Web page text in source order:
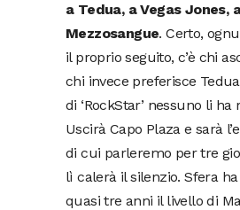
a Tedua, a Vegas Jones, a
Mezzosangue. Certo,
il proprio seguito, c’è chi
chi invece preferisce
di ‘RockStar’ nessuno li ha
Uscirà Capo Plaza e sarà
di cui parleremo per tre
lì calerà il silenzio. Sfera
quasi tre anni il livello di